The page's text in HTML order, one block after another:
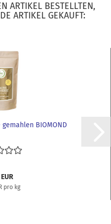
ARTIKEL BESTELLTEN,
ARTIKEL GEKAUFT:
BIOMOND
pro kg